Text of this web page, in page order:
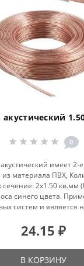
акустический
0
имеет 2-
материала ПВХ,
сечение: 2х1.50 кв.мм
синего цвета.
систем и является
24.15 ₽
В КОРЗИНУ